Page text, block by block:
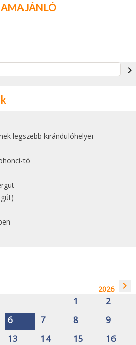
navigate_next
legszebb kirándulóhelyei
tó
2026 navigate_next
1
2
6 7 8
9
13 14 15
16